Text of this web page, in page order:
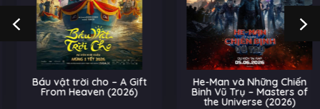
Báu vật trời cho – A Gift
From Heaven (2026)
He-Man và Những Chiến
Binh Vũ Trụ – Masters of
the Universe (2026)